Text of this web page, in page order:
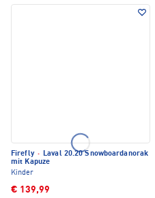
Firefly · Laval 20.20 Snowboardanorak
mit Kapuze
Kinder
€ 139,99